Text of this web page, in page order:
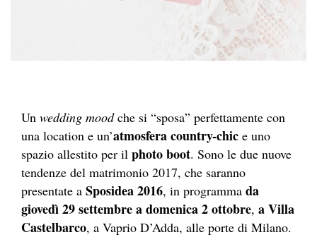
Un wedding moodche si “sposa” perfettamente con
una location e un’atmosfera country-chic e uno
spazio allestito per il photo boot. Sono le due nuove
tendenze del matrimonio 2017, che saranno
presentate a Sposidea 2016, in programma da
giovedì 29 settembre a domenica 2 ottobre, a Villa
Castelbarco, a Vaprio D’Adda, alle porte di Milano.